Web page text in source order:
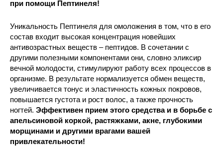
при помощи Пептинеля!
Уникальность Пептинеля для омоложения в том, что в его
состав входит высокая концентрация новейших
антивозрастных веществ – пептидов. В сочетании с
другими полезными компонентами они, словно эликсир
вечной молодости, стимулируют работу всех процессов в
организме. В результате нормализуется обмен веществ,
увеличивается тонус и эластичность кожных покровов,
повышается густота и рост волос, а также прочность
ногтей. Эффективен прием этого средства и в борьбе с
апельсиновой коркой, растяжками, акне, глубокими
морщинами и другими врагами вашей
привлекательности!